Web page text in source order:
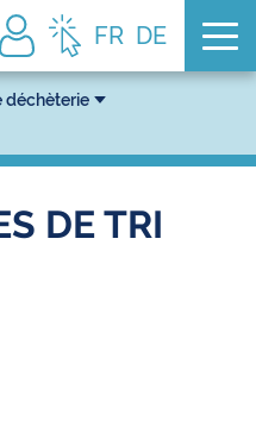
FR DE
déchèterie
DE TRI